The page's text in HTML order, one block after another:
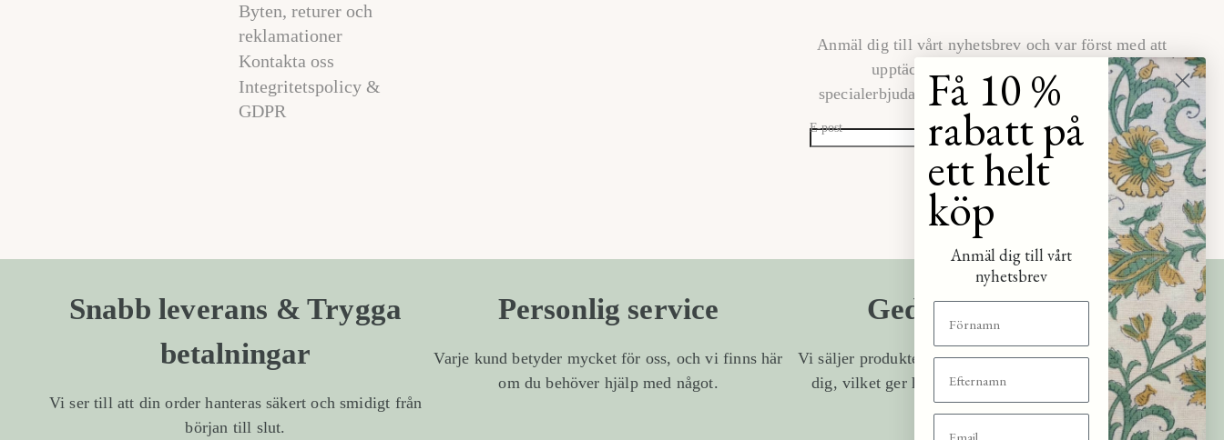
Byten, returer och
reklamationer
Kontakta oss
Integritetspolicy &
GDPR
Anmäl dig till vårt nyhetsbrev och var först med att
upptäcka de senaste kollektionerna,
specialerbjudandena och glimtar bakom kulisserna.
E-post
PRENUMERERA
Snabb leverans & Trygga
betalningar
Vi ser till att din order hanteras säkert och smidigt från
början till slut.
Personlig service
Varje kund betyder mycket för oss, och vi finns här
om du behöver hjälp med något.
Gediget hantverk
Vi säljer produkter direkt från hantverkare i Indien till
dig, vilket ger hög kvalitet utan onödiga omvägar.
Få 10 %
rabatt på
ett helt
köp
Anmäl dig till vårt
nyhetsbrev